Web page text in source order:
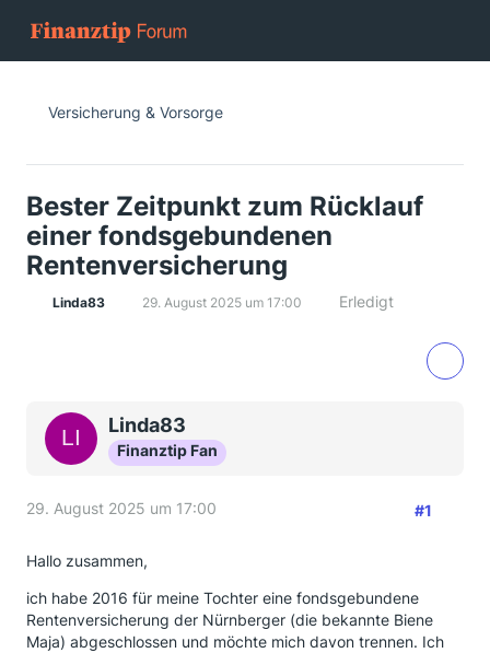
Versicherung & Vorsorge
Bester Zeitpunkt zum Rücklauf
einer fondsgebundenen
Rentenversicherung
Linda83 29. August 2025 um 17:00 Erledigt
Linda83
Finanztip Fan
29. August 2025 um 17:00 #1
Hallo zusammen,
ich habe 2016 für meine Tochter eine fondsgebundene
Rentenversicherung der Nürnberger (die bekannte Biene
Maja) abgeschlossen und möchte mich davon trennen. Ich